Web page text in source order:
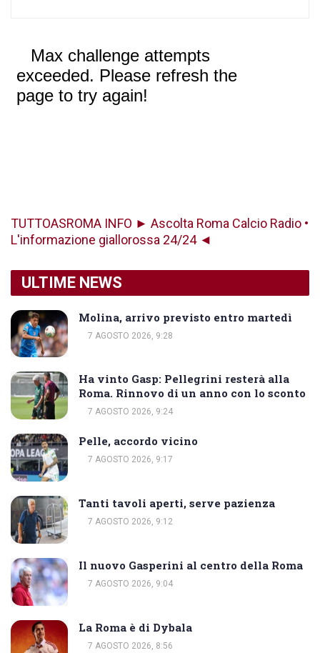
TUTTOASROMA INFO ► Ascolta Roma Calcio Radio •
L'informazione giallorossa 24/24 ◄
ULTIME NEWS
Molina, arrivo previsto entro martedì
7 AGOSTO 2026, 9:28
Ha vinto Gasp: Pellegrini resterà alla
Roma. Rinnovo di un anno con lo sconto
7 AGOSTO 2026, 9:24
Pelle, accordo vicino
7 AGOSTO 2026, 9:17
Tanti tavoli aperti, serve pazienza
7 AGOSTO 2026, 9:12
Il nuovo Gasperini al centro della Roma
7 AGOSTO 2026, 9:04
La Roma è di Dybala
7 AGOSTO 2026, 8:56